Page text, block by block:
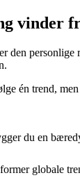
vinder
den
én trend,
du en
globale